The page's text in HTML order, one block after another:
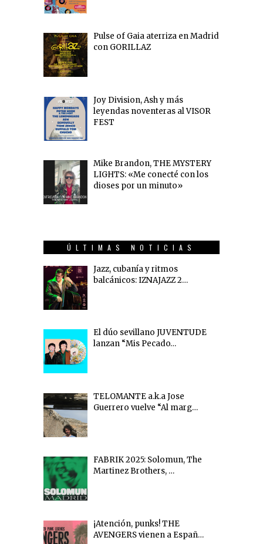
Pulse of Gaia aterriza en Madrid
con GORILLAZ
Joy Division, Ash y más
leyendas noventeras al VISOR
FEST
Mike Brandon, THE MYSTERY
LIGHTS: «Me conecté con los
dioses por un minuto»
ÚLTIMAS NOTICIAS
Jazz, cubanía y ritmos
balcánicos: IZNAJAZZ 2…
El dúo sevillano JUVENTUDE
lanzan “Mis Pecado…
TELOMANTE a.k.a Jose
Guerrero vuelve “Al marg…
FABRIK 2025: Solomun, The
Martinez Brothers, …
¡Atención, punks! THE
AVENGERS vienen a Españ…